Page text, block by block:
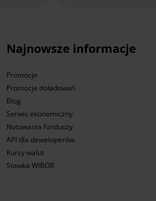
Najnowsze informacje
Promocje
Promocje doładowań
Blog
Serwis ekonomiczny
Notowania funduszy
API dla deweloperów
Kursy walut
Stawka WIBOR